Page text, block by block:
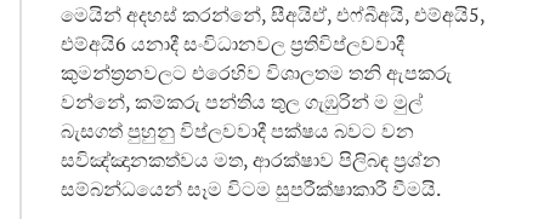
මෙයින් අදහස් කරන්නේ, සීඅයිඒ, එෆ්බීඅයි, එම්අයි5,
එම්අයි6 යනාදී සංවිධානවල ප්‍රතිවිප්ලවවාදී
කුමන්ත්‍රනවලට එරෙහිව විශාලතම තනි ඇපකරු
වන්නේ, කම්කරු පන්තිය තුල ගැඹුරින් ම මුල්
බැසගත් පුහුනු විප්ලවවාදී පක්ෂය බවට වන
සවිඤ්ඤානකත්වය මත, ආරක්ෂාව පිලිබඳ ප්‍රශ්න
සම්බන්ධයෙන් සෑම විටම සුපරීක්ෂාකාරී වීමයි.